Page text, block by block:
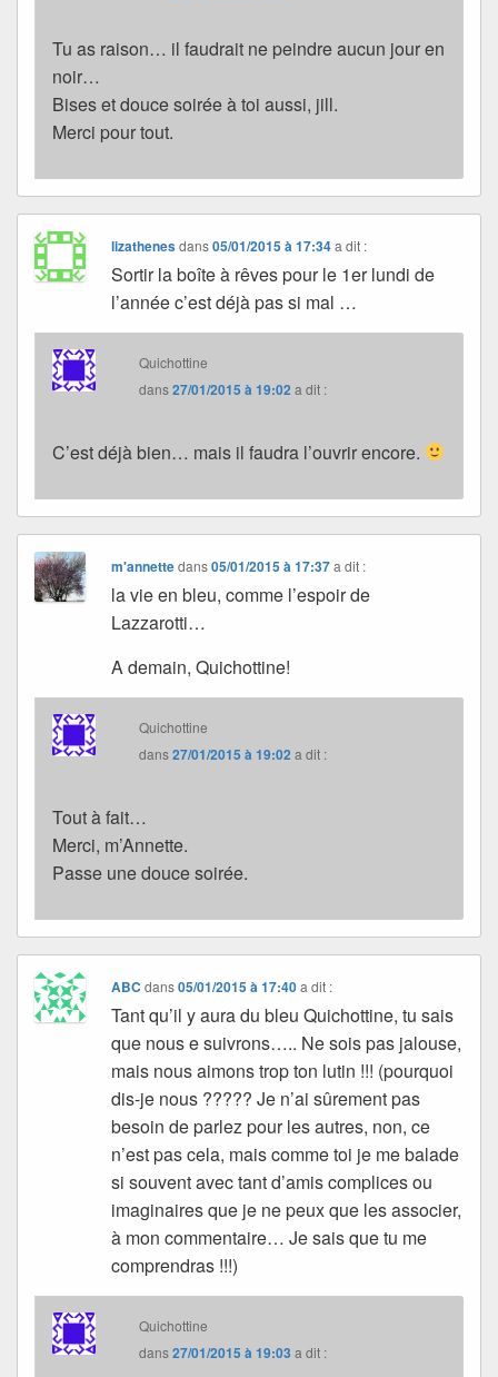
Tu as raison… il faudrait ne peindre aucun jour en
noir…
Bises et douce soirée à toi aussi, jill.
Merci pour tout.
lizathenesdans05/01/2015 à 17:34 a dit :
Sortir la boîte à rêves pour le 1er lundi de
l’année c’est déjà pas si mal …
Quichottine
dans27/01/2015 à 19:02 a dit :
C’est déjà bien… mais il faudra l’ouvrir encore.
m'annettedans05/01/2015 à 17:37 a dit :
la vie en bleu, comme l’espoir de
Lazzarotti…
A demain, Quichottine!
Quichottine
dans27/01/2015 à 19:02 a dit :
Tout à fait…
Merci, m’Annette.
Passe une douce soirée.
ABC dans05/01/2015 à 17:40 a dit :
Tant qu’il y aura du bleu Quichottine, tu sais
que nous e suivrons….. Ne sois pas jalouse,
mais nous aimons trop ton lutin !!! (pourquoi
dis-je nous ????? Je n’ai sûrement pas
besoin de parlez pour les autres, non, ce
n’est pas cela, mais comme toi je me balade
si souvent avec tant d’amis complices ou
imaginaires que je ne peux que les associer,
à mon commentaire… Je sais que tu me
comprendras !!!)
Quichottine
dans27/01/2015 à 19:03 a dit :